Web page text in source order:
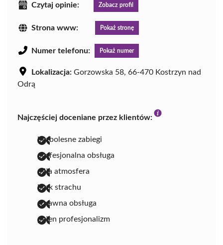
Czytaj opinie: Zobacz profil
Strona www: Pokaż stronę
Numer telefonu: Pokaż numer
Lokalizacja: Gorzowska 58, 66-470 Kostrzyn nad
Odrą
Najczęściej doceniane przez klientów:
bezbolesne zabiegi
profesjonalna obsługa
miła atmosfera
brak strachu
sprawna obsługa
pełen profesjonalizm